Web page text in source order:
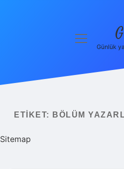
menüyü
Günlük
ETIKET: BÖLÜM
Sitemap